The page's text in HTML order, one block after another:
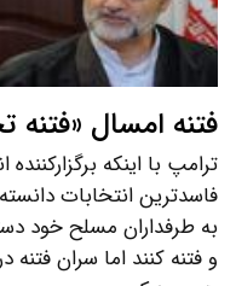
فتنه امسال
ترامپ با اینکه
فاسدترین انتخابات
به طرفداران مسلح خود